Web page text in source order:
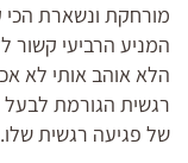
מורחקת ונשארת
המניע הרביעי קשור
הלא אוהב אותי לא
רגשית הגורמת
של פגיעה רגשית שלו.